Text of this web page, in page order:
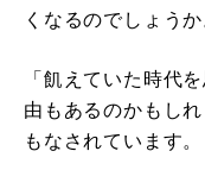
くなるのでしょうか
「飢えていた時代
由もあるのかもし
もなされています。